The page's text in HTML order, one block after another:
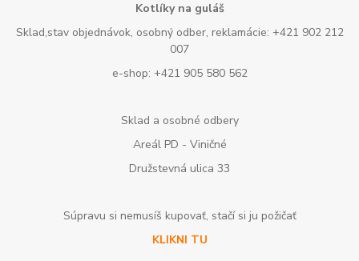
Kotlíky na guláš
Sklad,stav objednávok, osobný odber, reklamácie: +421 902 212
007
e-shop: +421 905 580 562
Sklad a osobné odbery
Areál PD - Viničné
Družstevná ulica 33
Súpravu si nemusíš kupovať, stačí si ju požičať
KLIKNI TU